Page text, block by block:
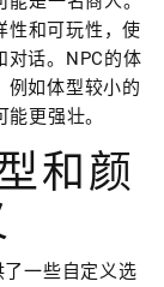
性和可玩性，使
对话。NPC的体
例如体型较小的
更强壮。
和颜
一些自定义选